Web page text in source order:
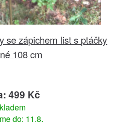
se zápichem list s ptáčky
108 cm
499 Kč
do: 11.8.